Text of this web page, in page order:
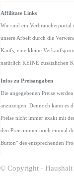
Affilitate Links
Wir sind ein
unsere Arbeit durch die
Kaufs, eine kleine
natürlich KEINE zusätzlichen
Infos zu Preisangaben
Die angegebenen Preise
anzuzeigen. Dennoch kann es
Preise nicht immer exakt mit
den Preis immer noch einmal
Button" des entsprechenden
© Copyright - Haushalt